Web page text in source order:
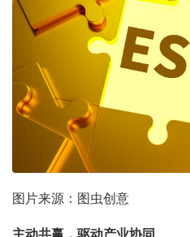
图片来源：图虫创意
主动共赢，驱动产业协同